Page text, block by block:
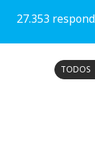
27.353
TODOS